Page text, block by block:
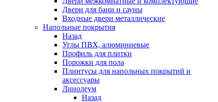
Двери для бани и сауны
Входные двери металлические
Напольные покрытия
Назад
Углы ПВХ, алюминиевые
Профиль для плитки
Порожки для пола
Плинтусы для напольных покрытий и
аксессуары
Линолеум
Назад